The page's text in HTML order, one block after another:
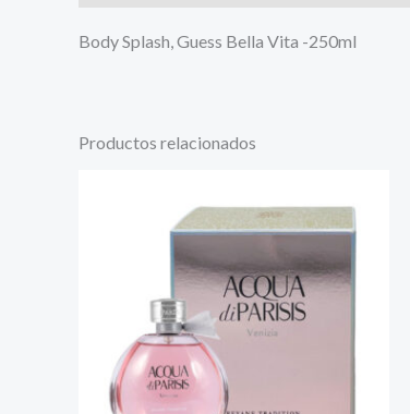
Body Splash, Guess Bella Vita -250ml
Productos relacionados